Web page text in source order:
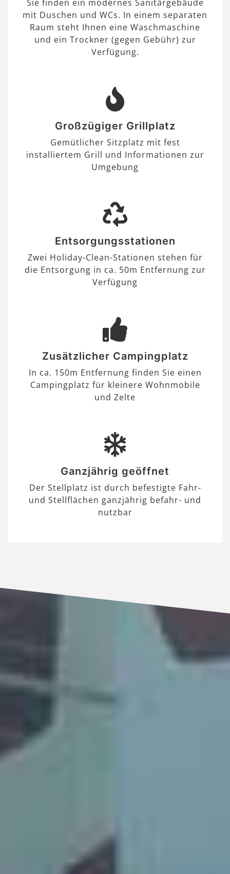
Sie finden ein modernes Sanitärgebäude
mit Duschen und WCs. In einem separaten
Raum steht Ihnen eine Waschmaschine
und ein Trockner (gegen Gebühr) zur
Verfügung.
Großzügiger Grillplatz
Gemütlicher Sitzplatz mit fest
installiertem Grill und Informationen zur
Umgebung
Entsorgungsstationen
Zwei Holiday-Clean-Stationen stehen für
die Entsorgung in ca. 50m Entfernung zur
Verfügung
Zusätzlicher Campingplatz
In ca. 150m Entfernung finden Sie einen
Campingplatz für kleinere Wohnmobile
und Zelte
Ganzjährig geöffnet
Der Stellplatz ist durch befestigte Fahr-
und Stellflächen ganzjährig befahr- und
nutzbar